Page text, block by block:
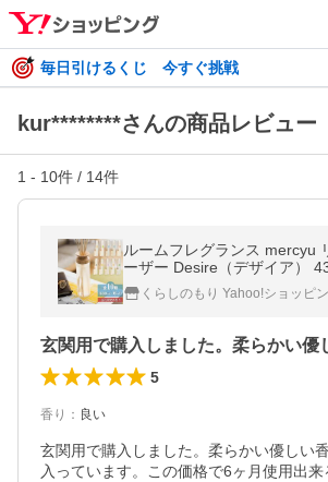
毎日引けるくじ 今すぐ挑戦
kur********さんの商品レビュー
1 - 10件 / 14件
ルームフレグランス mercyu
ーザー Desire（デザイア）
アロマディフューザー スティ
ンス 香り シンプル
くらしのもり Yahoo!ショッピ
5
香り ： 良い
玄関用で購入しました。柔らかい優しい
入っています。この価格で6ヶ月使用出来